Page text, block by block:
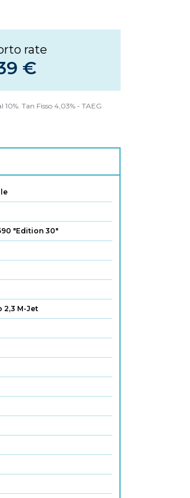
rate
€
Tan Fisso 4,03% - TAEG
"Edition 30"
2,3 M-Jet